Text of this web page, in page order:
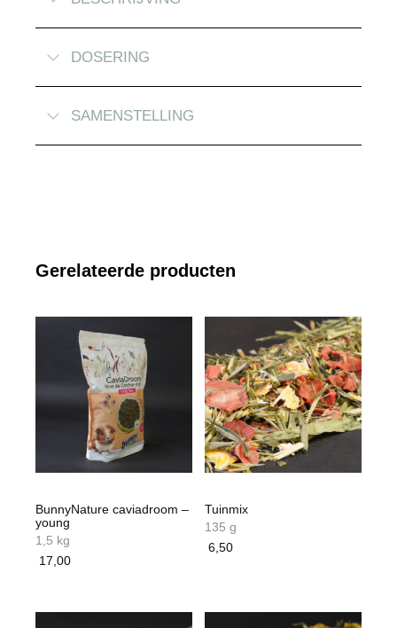
DOSERING
SAMENSTELLING
Gerelateerde producten
BunnyNature caviadroom –
young
1,5 kg
17,00
Tuinmix
135 g
6,50